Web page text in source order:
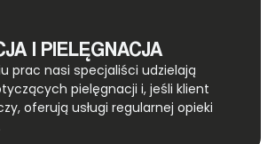
I PIELĘGNACJA
prac nasi specjaliści udzielają
pielęgnacji i, jeśli klient
oferują usługi regularnej opieki